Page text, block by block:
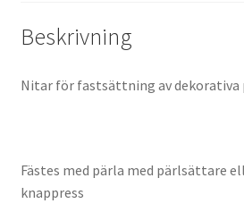
Beskrivning
Nitar för fastsättning av dekorativa
Fästes med pärla med pärlsättare
knappress